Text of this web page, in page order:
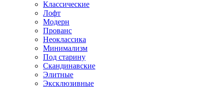
Классические
Лофт
Модерн
Прованс
Неоклассика
Минимализм
Под старину
Скандинавские
Элитные
Эксклюзивные